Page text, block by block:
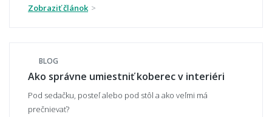
Aký veľký presah má mať koberec pod
Zobraziť článok
BLOG
Ako správne umiestniť koberec v interiéri
Pod sedačku, posteľ alebo pod stôl a ako veľmi má
prečnievať?